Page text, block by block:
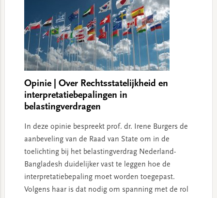
Opinie | Over Rechtsstatelijkheid en
interpretatiebepalingen in
belastingverdragen
In deze opinie bespreekt prof. dr. Irene Burgers de
aanbeveling van de Raad van State om in de
toelichting bij het belastingverdrag Nederland-
Bangladesh duidelijker vast te leggen hoe de
interpretatiebepaling moet worden toegepast.
Volgens haar is dat nodig om spanning met de rol